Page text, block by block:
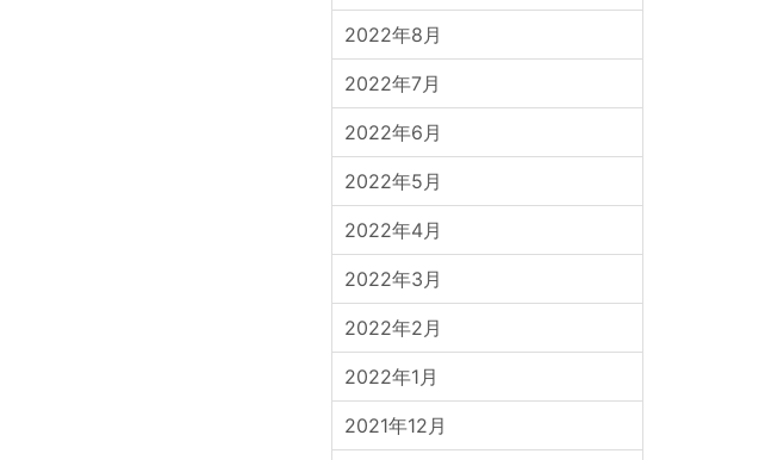
2022年8月
2022年7月
2022年6月
2022年5月
2022年4月
2022年3月
2022年2月
2022年1月
2021年12月